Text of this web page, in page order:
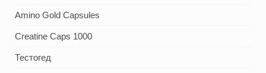
Amino Gold Capsules
Creatine Caps 1000
Тестогед